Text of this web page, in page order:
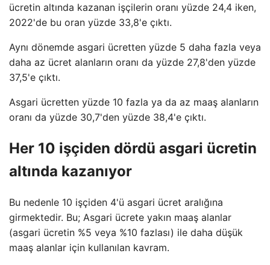
ücretin altında kazanan işçilerin oranı yüzde 24,4 iken,
2022'de bu oran yüzde 33,8'e çıktı.
Aynı dönemde asgari ücretten yüzde 5 daha fazla veya
daha az ücret alanların oranı da yüzde 27,8'den yüzde
37,5'e çıktı.
Asgari ücretten yüzde 10 fazla ya da az maaş alanların
oranı da yüzde 30,7'den yüzde 38,4'e çıktı.
Her 10 işçiden dördü asgari ücretin
altında kazanıyor
Bu nedenle 10 işçiden 4'ü asgari ücret aralığına
girmektedir. Bu; Asgari ücrete yakın maaş alanlar
(asgari ücretin %5 veya %10 fazlası) ile daha düşük
maaş alanlar için kullanılan kavram.